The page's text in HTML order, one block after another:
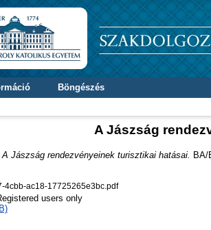
Böngészés
A Jászság
A Jászság rendezvényeinek turisztikai hatásai.
BA/
4cbb-ac18-17725265e3bc.pdf
users only